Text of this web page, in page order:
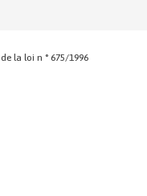
la loi n ° 675/1996